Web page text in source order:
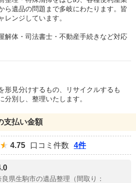
ら遺品の問題まで多岐にわたります。皆
レンジしています。
解体・司法書士・不動産手続きなど対応
形見分けするもの、リサイクルするも
別し、整理いたします。
支払い金額
4.75 口コミ件数 4件
県生駒市の遺品整理（間取り：